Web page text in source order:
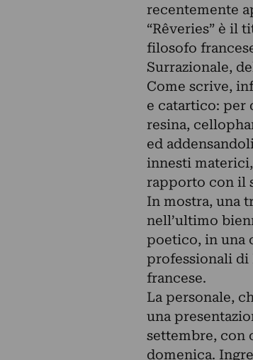
recentemente
“Rêveries” è il
filosofo
Surrazionale,
Come scrive,
e catartico: per
resina,
ed
innesti
rapporto con il
In mostra, una
nell’ultimo
poetico, in una
professionali di
francese.
La personale,
una
settembre, con
domenica.